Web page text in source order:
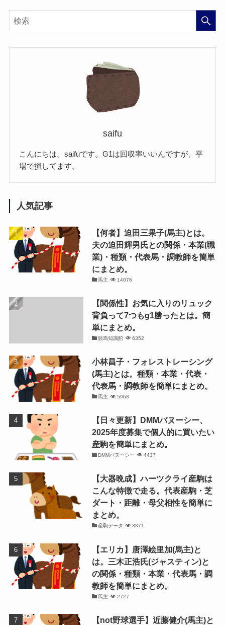
saifu
こんにちは。saifuです。G1は回収率いいんですが、平
場で損してます。
人気記事
【何者】迫田三果子(馬主)とは。
夫の迫田輝男氏との関係・本業(職
業)・種類・代表馬・調教師を簡単
にまとめ。
馬主 14076
【関係性】お気に入りのリュック
背負って7つもg1勝ったとは。簡
単にまとめ。
競馬知識館 6352
小林昌子・フォレストレーシング
(馬主)とは。種類・本業・代表・
代表馬・調教師を簡単にまとめ。
馬主 5968
【日々更新】DMMバヌーシー、
2025年度募集で個人的に買いたい
産駒を簡単にまとめ。
DMMバヌーシー 4437
【大器晩成】ハーツクライ産駒は
こんな特徴で走る。代表産駒・芝
ダート・距離・母父相性を簡単に
まとめ。
産駒データ 3871
【エリカ】唐澤絵里加(馬主)と
は。三木正浩氏(ジャスティン)と
の関係・種類・本業・代表馬・調
教師を簡単にまとめ。
馬主 2727
【not野球選手】近藤健介(馬主)と